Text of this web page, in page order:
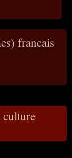
francais
culture